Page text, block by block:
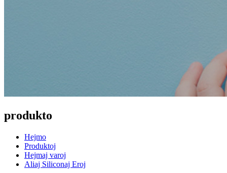
produkto
Hejmo
Produktoj
Hejmaj varoj
Aliaj Siliconaj Eroj